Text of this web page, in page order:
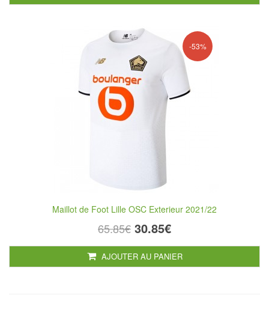
-53%
Maillot de Foot Lille OSC Exterieur 2021/22
65.85€ 30.85€
AJOUTER AU PANIER